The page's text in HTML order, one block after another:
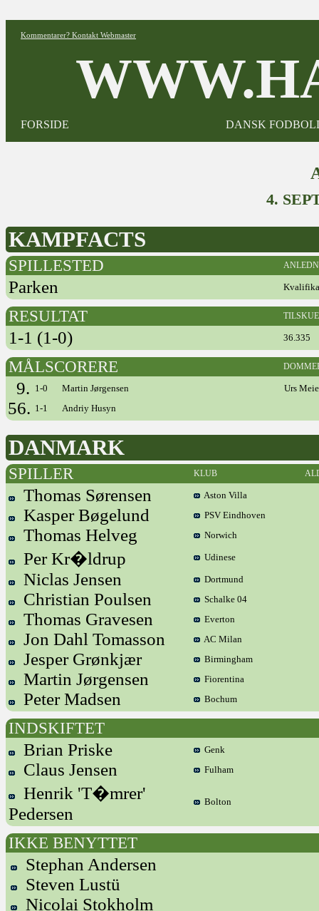
Kommentarer? Kontakt Webmaster
FORSIDE DANSK
4.
KAMPFACTS
SPILLESTED
Parken
RESULTAT
1-1 (1-0) 36.335
MÅLSCORERE
9. 1-0 Martin Jørgensen Urs
56. 1-1 Andriy Husyn
DANMARK
SPILLER KLUB
Thomas Sørensen Aston Villa
Kasper Bøgelund PSV Eindhoven
Thomas Helveg Norwich
Per Kr�ldrup Udinese
Niclas Jensen Dortmund
Christian Poulsen Schalke 04
Thomas Gravesen Everton
Jon Dahl Tomasson AC Milan
Jesper Grønkjær Birmingham
Martin Jørgensen Fiorentina
Peter Madsen Bochum
INDSKIFTET
Brian Priske Genk
Claus Jensen Fulham
Henrik 'T�mrer'
Pedersen
Bolton
IKKE BENYTTET
Stephan Andersen
Steven Lustü
Nicolai Stokholm